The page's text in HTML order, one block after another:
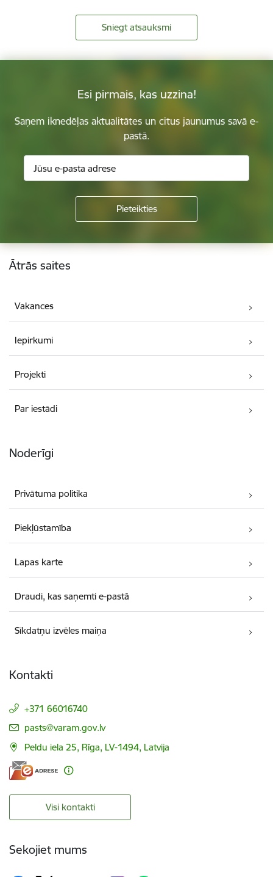
Sniegt atsauksmi
Esi pirmais, kas uzzina!
Saņem iknedēļas aktualitātes un citus jaunumus savā e-
pastā.
Kājene
Ātrās saites
Vakances
Iepirkumi
Projekti
Par iestādi
Noderīgi
Privātuma politika
Piekļūstamība
Lapas karte
Draudi, kas saņemti e-pastā
Sīkdatņu izvēles maiņa
Kontakti
+371 66016740
E-pasts:
pasts@varam.gov.lv
Peldu iela 25, Rīga, LV-1494, Latvija
Visi kontakti
Sekojiet mums